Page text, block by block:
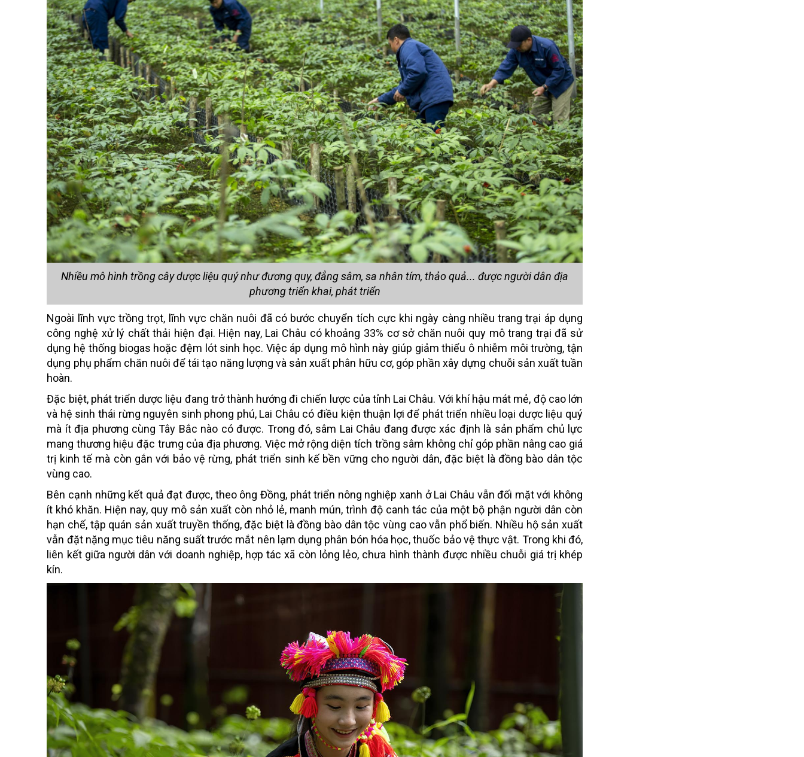
Nhiều mô hình trồng cây dược liệu quý như đương quy, đẳng sâm, sa nhân tím, thảo quả... được người dân địa
phương triển khai, phát triển
Ngoài lĩnh vực trồng trọt, lĩnh vực chăn nuôi đã có bước chuyển tích cực khi ngày càng nhiều trang trại áp dụng
công nghệ xử lý chất thải hiện đại. Hiện nay, Lai Châu có khoảng 33% cơ sở chăn nuôi quy mô trang trại đã sử
dụng hệ thống biogas hoặc đệm lót sinh học. Việc áp dụng mô hình này giúp giảm thiểu ô nhiễm môi trường, tận
dụng phụ phẩm chăn nuôi để tái tạo năng lượng và sản xuất phân hữu cơ, góp phần xây dựng chuỗi sản xuất tuần
hoàn.
Đặc biệt, phát triển dược liệu đang trở thành hướng đi chiến lược của tỉnh Lai Châu. Với khí hậu mát mẻ, độ cao lớn
và hệ sinh thái rừng nguyên sinh phong phú, Lai Châu có điều kiện thuận lợi để phát triển nhiều loại dược liệu quý
mà ít địa phương cùng Tây Bắc nào có được. Trong đó, sâm Lai Châu đang được xác định là sản phẩm chủ lực
mang thương hiệu đặc trưng của địa phương. Việc mở rộng diện tích trồng sâm không chỉ góp phần nâng cao giá
trị kinh tế mà còn gắn với bảo vệ rừng, phát triển sinh kế bền vững cho người dân, đặc biệt là đồng bào dân tộc
vùng cao.
Bên cạnh những kết quả đạt được, theo ông Đồng, phát triển nông nghiệp xanh ở Lai Châu vẫn đối mặt với không
ít khó khăn. Hiện nay, quy mô sản xuất còn nhỏ lẻ, manh mún, trình độ canh tác của một bộ phận người dân còn
hạn chế, tập quán sản xuất truyền thống, đặc biệt là đồng bào dân tộc vùng cao vẫn phổ biến. Nhiều hộ sản xuất
vẫn đặt nặng mục tiêu năng suất trước mắt nên lạm dụng phân bón hóa học, thuốc bảo vệ thực vật. Trong khi đó,
liên kết giữa người dân với doanh nghiệp, hợp tác xã còn lỏng lẻo, chưa hình thành được nhiều chuỗi giá trị khép
kín.